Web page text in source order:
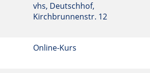
vhs, Deutschhof,
Kirchbrunnenstr. 12
Online-Kurs